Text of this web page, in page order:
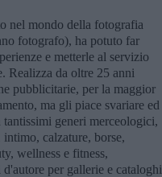
nel mondo della fotografia
fotografo), ha potuto far
e metterle al servizio
Realizza da oltre 25 anni
pubblicitarie, per la maggior
ma gli piace svariare ed
tantissimi generi merceologici,
calzature, borse,
wellness e fitness,
per gallerie e cataloghi